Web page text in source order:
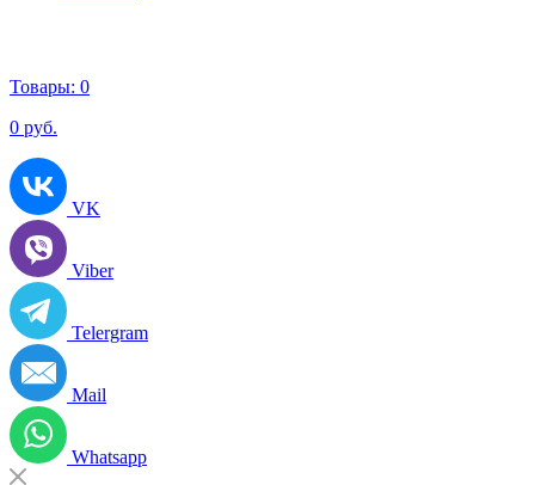
Товары: 0
0 руб.
VK
Viber
Telergram
Mail
Whatsapp